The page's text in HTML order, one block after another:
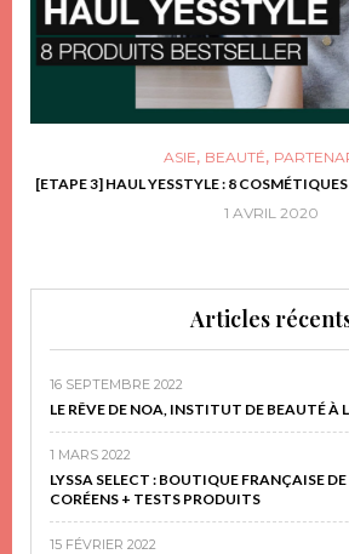
ASIE, BEAUTÉ,
[ETAPE 3] HAUL YESSTYLE : 8 COSMÉTIQUES
1 AVRIL 2020
Articles
16 SEPTEMBRE 2022
LE RÊVE DE NOA, INSTITUT DE BEAUTÉ À
1 MARS 2022
LYSSA SELECT : BOUTIQUE FRANÇAISE
CORÉENS + TESTS PRODUITS
15 FÉVRIER 2022